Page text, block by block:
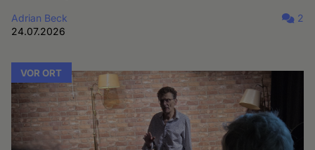
Adrian Beck
24.07.2026
2
VOR ORT